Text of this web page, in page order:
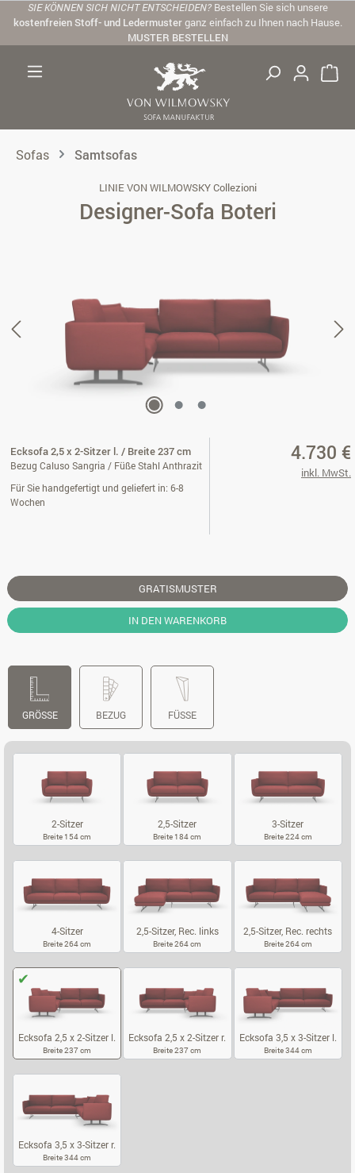
Zum Hauptinhalt springen
SIE KÖNNEN SICH NICHT ENTSCHEIDEN? Bestellen Sie sich unsere
kostenfreien Stoff- und Ledermusterganz einfach zu Ihnen nach Hause.
MUSTER BESTELLEN
Sofas Samtsofas
LINIE VON WILMOWSKY Collezioni
Designer-Sofa Boteri
Ecksofa 2,5 x 2-Sitzer l. / Breite 237 cm
Bezug Caluso Sangria / Füße Stahl Anthrazit
Für Sie handgefertigt und geliefert in: 6-8
Wochen
4.730 €
inkl. MwSt.
GRATISMUSTER
IN DEN WARENKORB
GRÖSSE BEZUG FÜSSE
2-Sitzer
Breite 154 cm
2,5-Sitzer
Breite 184 cm
3-Sitzer
Breite 224 cm
4-Sitzer
Breite 264 cm
2,5-Sitzer, Rec. links
Breite 264 cm
2,5-Sitzer, Rec. rechts
Breite 264 cm
Ecksofa 2,5 x 2-Sitzer l.
Breite 237 cm
Ecksofa 2,5 x 2-Sitzer r.
Breite 237 cm
Ecksofa 3,5 x 3-Sitzer l.
Breite 344 cm
Ecksofa 3,5 x 3-Sitzer r.
Breite 344 cm